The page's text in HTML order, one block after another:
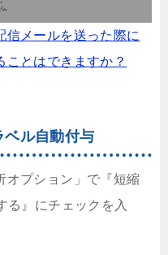
信メールを送った際に
ことはできますか？
ベル自動付与
オプション」で『短縮
る』にチェックを入